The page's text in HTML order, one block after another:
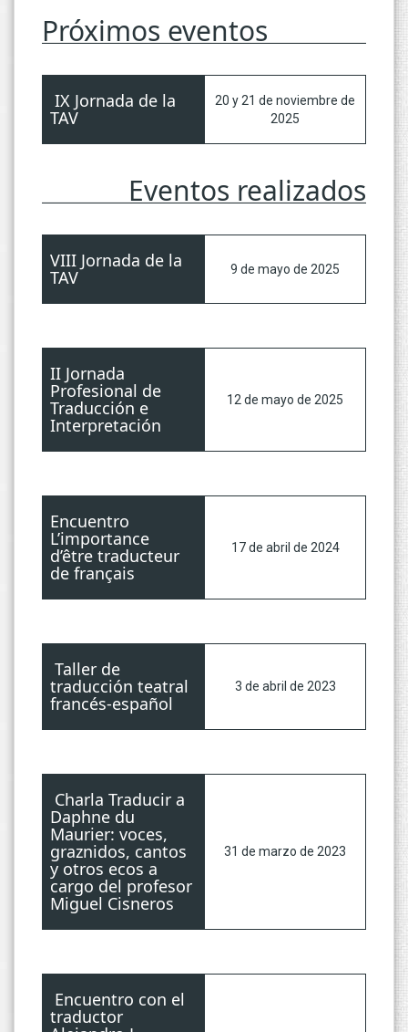
Próximos eventos
IX Jornada de la
TAV
20 y 21 de noviembre de
2025
Eventos realizados
VIII Jornada de la
TAV 9 de mayo de 2025
II Jornada
Profesional de
Traducción e
Interpretación
12 de mayo de 2025
Encuentro
L’importance
d’être traducteur
de français
17 de abril de 2024
Taller de
traducción teatral
francés-español
3 de abril de 2023
Charla Traducir a
Daphne du
Maurier: voces,
graznidos, cantos
y otros ecos a
cargo del profesor
Miguel Cisneros
31 de marzo de 2023
Encuentro con el
traductor